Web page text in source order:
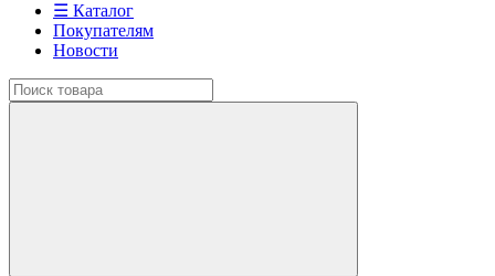
☰ Каталог
Покупателям
Новости